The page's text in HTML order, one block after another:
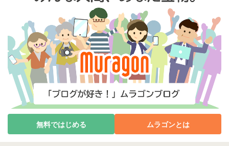
無料ではじめる ムラゴンとは